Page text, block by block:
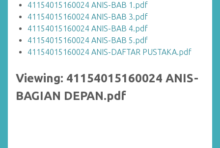
41154015160024 ANIS-BAB 1.pdf
41154015160024 ANIS-BAB 3.pdf
41154015160024 ANIS-BAB 4.pdf
41154015160024 ANIS-BAB 5.pdf
41154015160024 ANIS-DAFTAR PUSTAKA.pdf
Viewing: 41154015160024 ANIS-
BAGIAN DEPAN.pdf